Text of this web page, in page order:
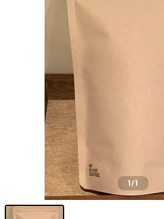
1/1